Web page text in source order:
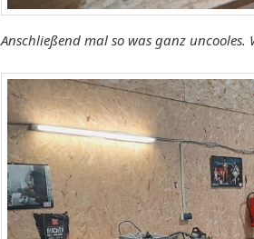
Anschließend mal so was ganz